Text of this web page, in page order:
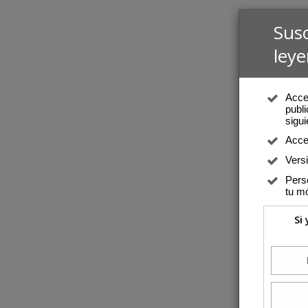
tu
Si